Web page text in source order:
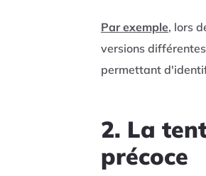
Par exemple, lors
versions
permettant
2. La
précoce